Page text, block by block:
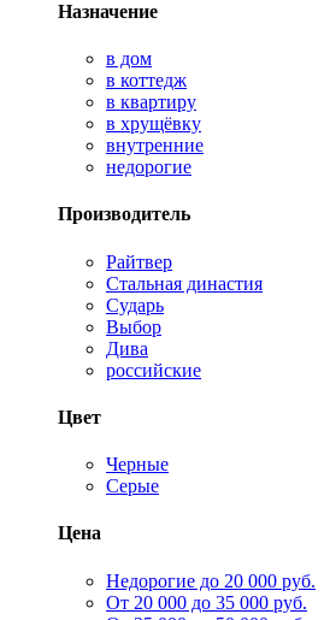
Назначение
в дом
в коттедж
в квартиру
в хрущёвку
внутренние
недорогие
Производитель
Райтвер
Стальная династия
Сударь
Выбор
Дива
российские
Цвет
Черные
Серые
Цена
Недорогие до 20 000 руб.
От 20 000 до 35 000 руб.